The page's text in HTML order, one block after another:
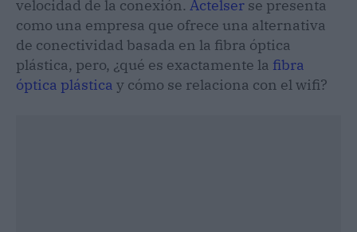
velocidad de la conexión. Actelser se presenta
como una empresa que ofrece una alternativa
de conectividad basada en la fibra óptica
plástica, pero, ¿qué es exactamente la fibra
óptica plástica y cómo se relaciona con el wifi?